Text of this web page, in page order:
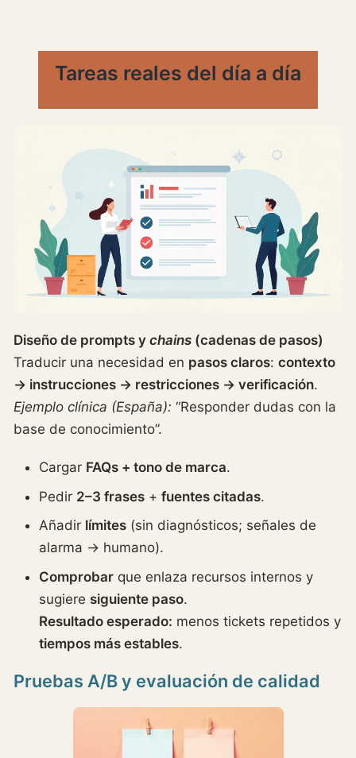
Tareas reales del día a día
Diseño de prompts y chains (cadenas de pasos)
Traducir una necesidad en pasos claros: contexto
→ instrucciones → restricciones → verificación.
Ejemplo clínica (España): “Responder dudas con la
base de conocimiento”.
Cargar FAQs + tono de marca.
Pedir 2–3 frases + fuentes citadas.
Añadir límites (sin diagnósticos; señales de
alarma → humano).
Comprobar que enlaza recursos internos y
sugiere siguiente paso.
Resultado esperado: menos tickets repetidos y
tiempos más estables.
Pruebas A/B y evaluación de calidad